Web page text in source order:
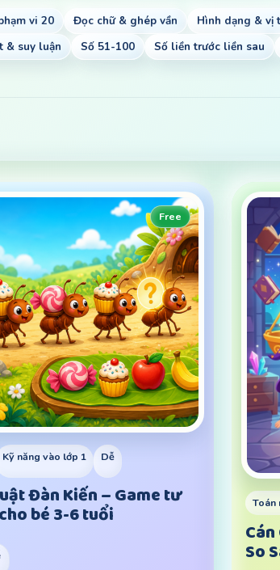
vi 20 Đọc chữ & ghép vần Hình dạng & vị
& suy luận Số 51-100 Số liền trước liền sau
Free
Kỹ năng vào lớp 1 Dễ
Đàn Kiến – Game tư
bé 3-6 tuổi Toán
So